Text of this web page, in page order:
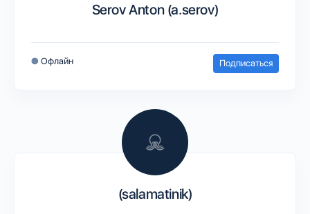
Serov Anton (a.serov)
● Офлайн Подписаться
(salamatinik)